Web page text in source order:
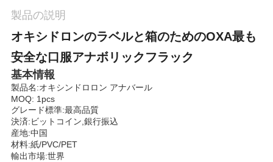
連
絡
し
な
さ
い
製品の説明
オキシドロンのラベルと箱のためのOXA最も
安全な口服アナボリックフラック
基本情報
製品名:オキシンドロロン アナバール
MOQ: 1pcs
グレード標準:最高品質
決済:ビットコイン,銀行振込
産地:中国
材料:紙/PVC/PET
輸出市場:世界